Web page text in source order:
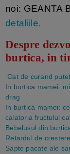
noi: GEANTA
detaliile.
Despre
burtica, in
Cat de curand
In burtica mamei:
drag
In burtica mamei:
calatoria fructului
Bebelusul din
Retardul de
Sapte pacate ale